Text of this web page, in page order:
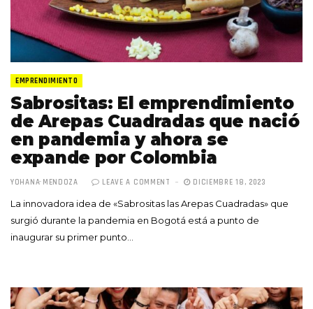
EMPRENDIMIENTO
Sabrositas: El emprendimiento
de Arepas Cuadradas que nació
en pandemia y ahora se
expande por Colombia
YOHANA MENDOZA LEAVE A COMMENT DICIEMBRE 18, 2023
La innovadora idea de «Sabrositas las Arepas Cuadradas» que
surgió durante la pandemia en Bogotá está a punto de
inaugurar su primer punto…